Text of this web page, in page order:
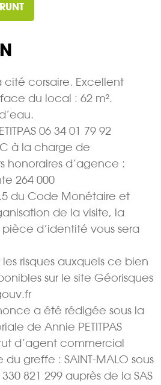
cité corsaire. Excellent
du local : 62 m².
06 34 01 79 92
à la charge de
honoraires d’agence :
264 000 
du Code Monétaire et
de la visite, la
d’identité vous sera
les risques auxquels ce bien
sur le site Géorisques
a été rédigée sous la
de Annie PETITPAS
d’agent commercial
greffe : SAINT-MALO sous
821 299 auprès de la SAS